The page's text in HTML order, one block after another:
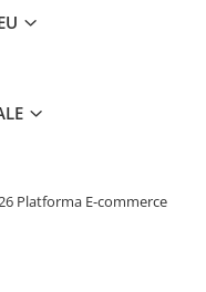
Platforma E-commerce